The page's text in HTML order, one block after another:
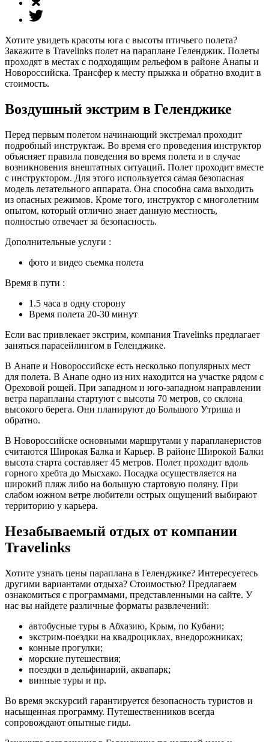
Хотите увидеть красоты юга с высоты птичьего полета?
Закажите в Travelinks полет на параплане Геленджик. Полеты
проходят в местах с подходящим рельефом в районе Анапы и
Новороссийска. Трансфер к месту прыжка и обратно входит в
стоимость.
Воздушный экстрим в Геленджике
Перед первым полетом начинающий экстремал проходит
подробный инструктаж. Во время его проведения инструктор
объясняет правила поведения во время полета и в случае
возникновения внештатных ситуаций. Полет проходит вместе
с инструктором. Для этого используется самая безопасная
модель летательного аппарата. Она способна сама выходить
из опасных режимов. Кроме того, инструктор с многолетним
опытом, который отлично знает данную местность,
полностью отвечает за безопасность.
Дополнительные услуги :
фото и видео съемка полета
Время в пути :
1.5 часа в одну сторону
Время полета 20-30 минут
Если вас привлекает экстрим, компания Travelinks предлагает
заняться парасейлингом в Геленджике.
В Анапе и Новороссийске есть несколько популярных мест
для полета. В Анапе одно из них находится на участке рядом с
Ореховой рощей. При западном и юго-западном направлении
ветра парапланы стартуют с высоты 70 метров, со склона
высокого берега. Они планируют до Большого Утриша и
обратно.
В Новороссийске основными маршрутами у парапланеристов
считаются Широкая Балка и Карьер. В районе Широкой Балки
высота старта составляет 45 метров. Полет проходит вдоль
горного хребта до Мысхако. Посадка осуществляется на
широкий пляж либо на большую стартовую поляну. При
слабом южном ветре любители острых ощущений выбирают
территорию у карьера.
Незабываемый отдых от компании
Travelinks
Хотите узнать цены параплана в Геленджике? Интересуетесь
другими вариантами отдыха? Стоимостью? Предлагаем
ознакомиться с программами, представленными на сайте. У
нас вы найдете различные форматы развлечений:
автобусные туры в Абхазию, Крым, по Кубани;
экстрим-поездки на квадроциклах, внедорожниках;
конные прогулки;
морские путешествия;
поездки в дельфинарий, аквапарк;
винные туры и пр.
Во время экскурсий гарантируется безопасность туристов и
насыщенная программу. Путешественников всегда
сопровождают опытные гиды.